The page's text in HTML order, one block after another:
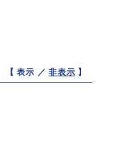
【 表示 ／非表示 】